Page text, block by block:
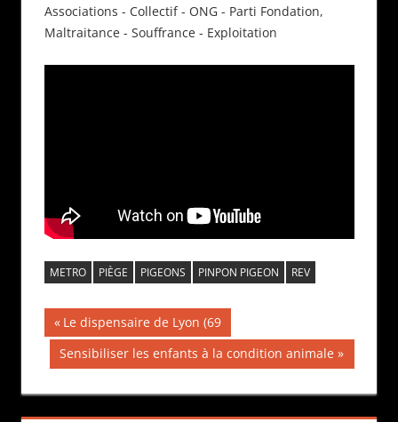
Associations - Collectif - ONG - Parti Fondation,
Maltraitance - Souffrance - Exploitation
METRO PIÈGE PIGEONS PINPON PIGEON REV
Navigation
de
l’article
Publication
précédente :
Le dispensaire de Lyon (69
Publication
suivante :
Sensibiliser les enfants à la condition animale